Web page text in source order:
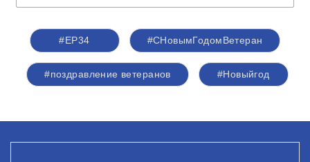
#ЕР34 #СНовымГодомВетеран
#поздравление ветеранов #Новыйгод